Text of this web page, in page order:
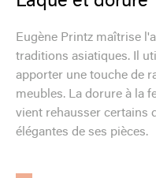
Eugène Printz maîtrise
traditions asiatiques. Il
apporter une touche de
meubles. La dorure à la
vient rehausser certains
élégantes de ses pièces.